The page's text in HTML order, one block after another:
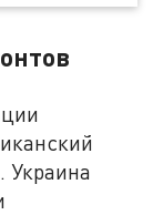
Украина